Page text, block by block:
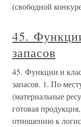
(свободной
45.
запасов
45. Функции и
запасов. 1. По
(материальные
готовая
отношению к